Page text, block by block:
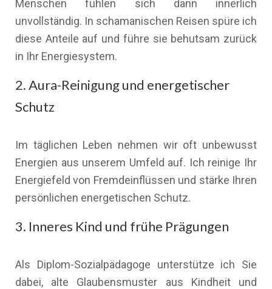
Menschen fühlen sich dann innerlich
unvollständig. In schamanischen Reisen spüre ich
diese Anteile auf und führe sie behutsam zurück
in Ihr Energiesystem.
2. Aura-Reinigung und energetischer
Schutz
Im täglichen Leben nehmen wir oft unbewusst
Energien aus unserem Umfeld auf. Ich reinige Ihr
Energiefeld von Fremdeinflüssen und stärke Ihren
persönlichen energetischen Schutz.
3. Inneres Kind und frühe Prägungen
Als Diplom-Sozialpädagoge unterstütze ich Sie
dabei, alte Glaubensmuster aus Kindheit und